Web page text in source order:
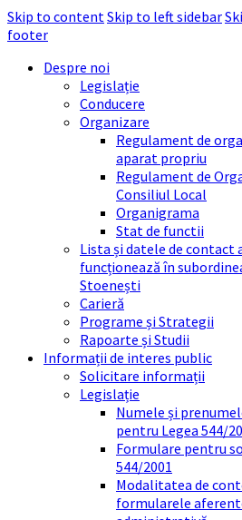
Skip to contentSkip to left sidebar
footer
Despre noi
Legislație
Conducere
Organizare
Regulament de
aparat propriu
Regulament de
Consiliul Local
Organigrama
Stat de functii
Lista și datele de
funcționează în
Stoenești
Carieră
Programe și Strategii
Rapoarte și Studii
Informații de interes public
Solicitare informații
Legislație
Numele și
pentru Legea 544/
Formulare pentru
544/2001
Modalitatea de
formularele